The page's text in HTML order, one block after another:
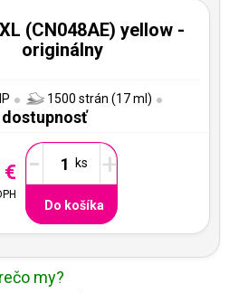
(CN048AE) yellow -
originálny
1500 strán (17 ml)
€ - +
Do košíka
my?